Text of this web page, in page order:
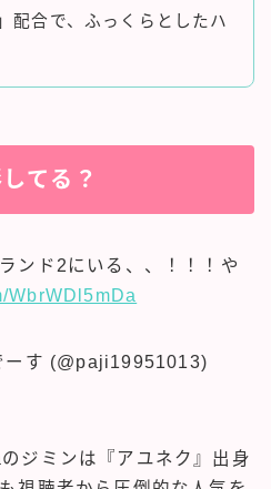
配合で、ふっくらとしたハ
てる？
ンド2にいる、、！！！や
WbrWDl5mDa
す (@paji19951013)
ジミンは『アユネク』出身